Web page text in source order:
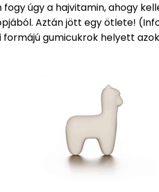
úgy a hajvitamin, ahogy
Aztán jött egy ötlete!
gumicukrok helyett